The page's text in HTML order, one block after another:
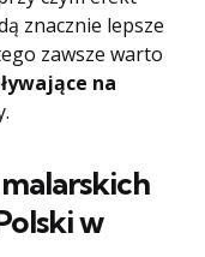
znacznie lepsze
zawsze warto
na
w